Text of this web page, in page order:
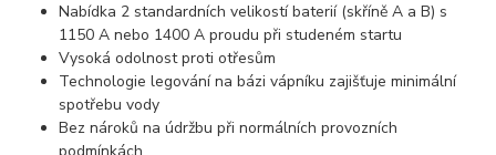
Nabídka 2 standardních velikostí baterií (skříně A a B) s
1150 A nebo 1400 A proudu při studeném startu
Vysoká odolnost proti otřesům
Technologie legování na bázi vápníku zajišťuje minimální
spotřebu vody
Bez nároků na údržbu při normálních provozních